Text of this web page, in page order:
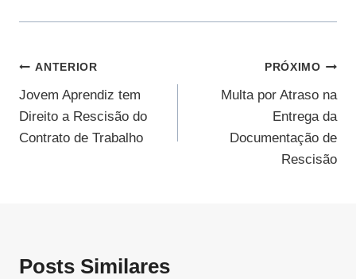
Navegação
De
Post
ANTERIOR
Jovem Aprendiz tem
Direito a Rescisão do
Contrato de Trabalho
PRÓXIMO
Multa por Atraso na
Entrega da
Documentação de
Rescisão
Posts Similares